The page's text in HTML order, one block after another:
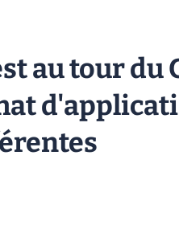
au tour du